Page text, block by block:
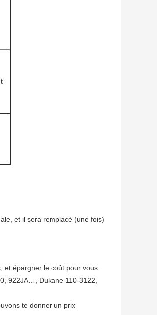
et il sera remplacé (une fois).
et épargner le coût pour vous.
922JA…, Dukane 110-3122,
te donner un prix